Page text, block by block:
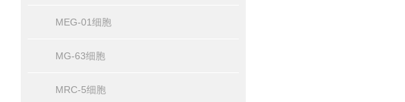
MEG-01细胞
MG-63细胞
MRC-5细胞